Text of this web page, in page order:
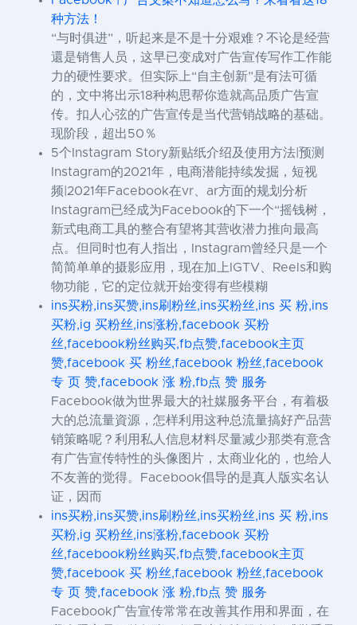
种方法！
“与时俱进”，听起来是不是十分艰难？不论是经营
還是销售人员，这早已变成对广告宣传写作工作能
力的硬性要求。但实际上“自主创新”是有法可循
的，文中将出示18种构思帮你造就高品质广告宣
传。扣人心弦的广告宣传是当代营销战略的基础。
现阶段，超出50％
5个Instagram Story新贴纸介绍及使用方法|预测
Instagram的2021年，电商潜能持续发掘，短视
频|2021年Facebook在vr、ar方面的规划分析
Instagram已经成为Facebook的下一个“摇钱树，
新式电商工具的整合有望将其营收潜力推向最高
点。但同时也有人指出，Instagram曾经只是一个
简简单单的摄影应用，现在加上IGTV、Reels和购
物功能，它的定位就开始变得有些模糊
ins买粉,ins买赞,ins刷粉丝,ins买粉丝,ins 买 粉,ins
买粉,ig 买粉丝,ins涨粉,facebook 买粉
丝,facebook粉丝购买,fb点赞,facebook主页
赞,facebook 买 粉丝,facebook 粉丝,facebook
专 页 赞,facebook 涨 粉,fb点 赞 服务
Facebook做为世界最大的社媒服务平台，有着极
大的总流量資源，怎样利用这种总流量搞好产品营
销策略呢？利用私人信息材料尽量减少那类有意含
有广告宣传特性的头像图片，太商业化的，也给人
不友善的觉得。Facebook倡导的是真人版实名认
证，因而
ins买粉,ins买赞,ins刷粉丝,ins买粉丝,ins 买 粉,ins
买粉,ig 买粉丝,ins涨粉,facebook 买粉
丝,facebook粉丝购买,fb点赞,facebook主页
赞,facebook 买 粉丝,facebook 粉丝,facebook
专 页 赞,facebook 涨 粉,fb点 赞 服务
Facebook广告宣传常常在改善其作用和界面，在